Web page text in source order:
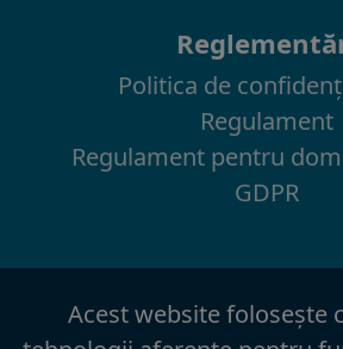
Politica de
Regulament
Regulament pentru
GDPR
Acest website foloseşte